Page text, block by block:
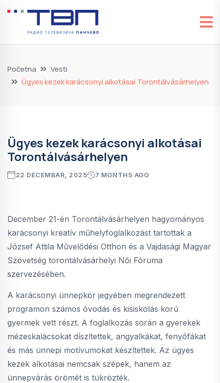
Početna
Vesti
Ügyes kezek karácsonyi alkotásai Torontálvásárhelyen
Ügyes kezek karácsonyi alkotásai
Torontálvásárhelyen
22 DECEMBAR, 2025 7 MONTHS AGO
December 21-én Torontálvásárhelyen hagyományos
karácsonyi kreatív műhelyfoglalkozást tartottak a
József Attila Művelődési Otthon és a Vajdasági Magyar
Szövetség torontálvásárhelyi Női Fóruma
szervezésében.
A karácsonyi ünnepkör jegyében megrendezett
programon számos óvodás és kisiskolás korú
gyermek vett részt. A foglalkozás során a gyerekek
mézeskalácsokat díszítettek, angyalkákat, fenyőfákat
és más ünnepi motívumokat készítettek. Az ügyes
kezek alkotásai nemcsak szépek, hanem az
ünnepvárás örömét is tükrözték.